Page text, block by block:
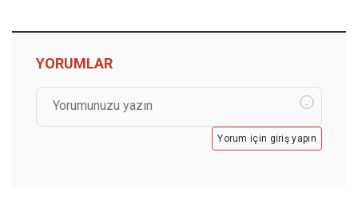
YORUMLAR
Yorum için giriş yapın